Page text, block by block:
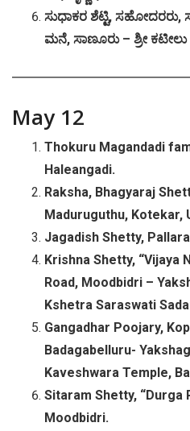
ಸುಧಾಕರ ಶೆಟ್ಟಿ, ಸಹೋದರರು,
ಮನೆ, ಸಾಣೂರು– ಶ್ರೀ ಕಟೀಲು
May 12
Thokuru Magandadi
Haleangadi.
Raksha, Bhagyaraj
Maduruguthu, Kotekar,
Jagadish Shetty,
Krishna Shetty, “Vijaya
Road, Moodbidri –
Kshetra Saraswati
Gangadhar Poojary,
Badagabelluru-
Kaveshwara Temple,
Sitaram Shetty, “Durga
Moodbidri.